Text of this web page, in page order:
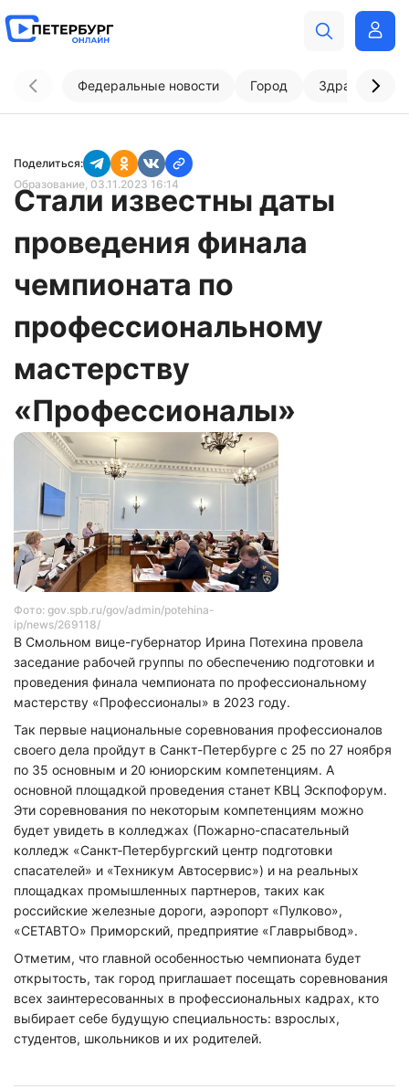
Федеральные новости Город
Поделиться:
Образование, 03.11.2023 16:14
Стали известны даты
проведения финала
чемпионата по
профессиональному
мастерству
«Профессионалы»
Фото: gov.spb.ru/gov/admin/potehina-
ip/news/269118/
В Смольном вице-губернатор Ирина Потехина провела
заседание рабочей группы по обеспечению подготовки и
проведения финала чемпионата по профессиональному
мастерству «Профессионалы» в 2023 году.
Так первые национальные соревнования профессионалов
своего дела пройдут в Санкт-Петербурге с 25 по 27 ноября
по 35 основным и 20 юниорским компетенциям. А
основной площадкой проведения станет КВЦ Эскпофорум.
Эти соревнования по некоторым компетенциям можно
будет увидеть в колледжах (Пожарно-спасательный
колледж «Санкт‑Петербургский центр подготовки
спасателей» и «Техникум Автосервис») и на реальных
площадках промышленных партнеров, таких как
российские железные дороги, аэропорт «Пулково»,
«СЕТАВТО» Приморский, предприятие «Главрыбвод».
Отметим, что главной особенностью чемпионата будет
открытость, так город приглашает посещать соревнования
всех заинтересованных в профессиональных кадрах, кто
выбирает себе будущую специальность: взрослых,
студентов, школьников и их родителей.